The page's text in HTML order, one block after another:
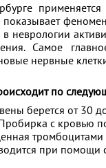
неврологии
Самое
нервные
по
берется от 30
с кровью
при